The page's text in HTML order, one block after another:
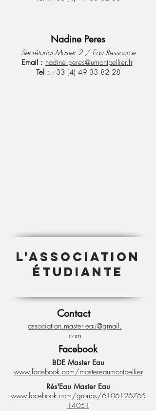
Nadine Peres
Secrétariat Master 2 / Eau Ressource
Email : nadine.peres@umontpellier.fr
Tel : +33 (4) 49 33 82 28
L'association
étudiante
Contact
association.master.eau@gmail.
com
Facebook
BDE Master Eau
www.facebook.com/mastereaumontpellier
Rés'Eau Master Eau
www.facebook.com/groups/6106126765
14051